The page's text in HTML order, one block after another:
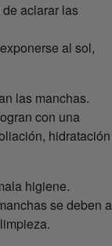
aclarar las
al sol,
las manchas.
con una
hidratación
higiene.
se deben a